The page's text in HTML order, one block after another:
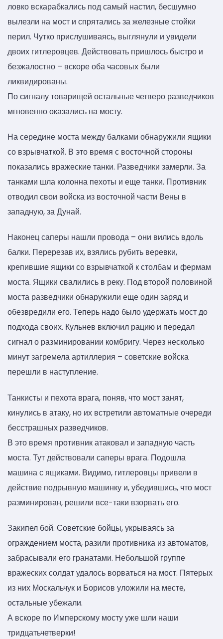
ловко вскарабкались под самый настил, бесшумно
вылезли на мост и спрятались за железные стойки
перил. Чутко прислушиваясь, выглянули и увидели
двоих гитлеровцев. Действовать пришлось быстро и
безжалостно – вскоре оба часовых были
ликвидированы.
По сигналу товарищей остальные четверо разведчиков
мгновенно оказались на мосту.
На середине моста между балками обнаружили ящики
со взрывчаткой. В это время с восточной стороны
показались вражеские танки. Разведчики замерли. За
танками шла колонна пехоты и еще танки. Противник
отводил свои войска из восточной части Вены в
западную, за Дунай.
Наконец саперы нашли провода – они вились вдоль
балки. Перерезав их, взялись рубить веревки,
крепившие ящики со взрывчаткой к столбам и фермам
моста. Ящики свалились в реку. Под второй половиной
моста разведчики обнаружили еще один заряд и
обезвредили его. Теперь надо было удержать мост до
подхода своих. Кульнев включил рацию и передал
сигнал о разминировании комбригу. Через несколько
минут загремела артиллерия – советские войска
перешли в наступление.
Танкисты и пехота врага, поняв, что мост занят,
кинулись в атаку, но их встретили автоматные очереди
бесстрашных разведчиков.
В это время противник атаковал и западную часть
моста. Тут действовали саперы врага. Подошла
машина с ящиками. Видимо, гитлеровцы привели в
действие подрывную машинку и, убедившись, что мост
разминирован, решили все-таки взорвать его.
Закипел бой. Советские бойцы, укрываясь за
ограждением моста, разили противника из автоматов,
забрасывали его гранатами. Небольшой группе
вражеских солдат удалось ворваться на мост. Пятерых
из них Москальчук и Борисов уложили на месте,
остальные убежали.
А вскоре по Имперскому мосту уже шли наши
тридцатьчетверки!